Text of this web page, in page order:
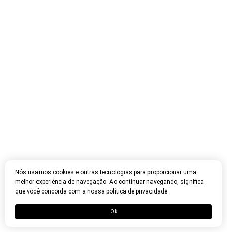
Nós usamos cookies e outras tecnologias para proporcionar uma
melhor experiência de navegação. Ao continuar navegando, significa
que você concorda com a nossa política de privacidade.
Ok